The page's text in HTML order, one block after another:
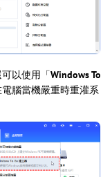
可以使用「Windows To
腦當機嚴重時重灌系